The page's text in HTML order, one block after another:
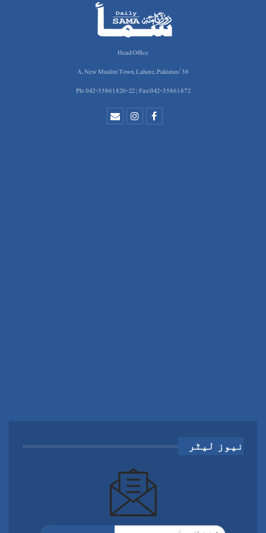
Head Office
36/A, New Muslim Town, Lahore, Pakistan
Ph: 042-35861820-22 | Fax:042-35861872
نیوز لیٹر